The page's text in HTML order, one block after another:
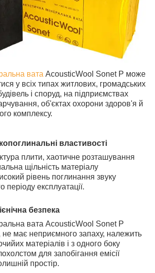
вата AcousticWool Sonet P може
у всіх типах житлових, громадських
і споруд, на підприємствах
об'єктах охорони здоров'я й
комплексу.
властивості
плити, хаотичне розташування
щільність матеріалу
рівень поглинання звуку
періоду експлуатації.
безпека
вата AcousticWool Sonet P
не має неприємного запаху, належить
матеріалів і з одного боку
для запобігання емісії
простір.